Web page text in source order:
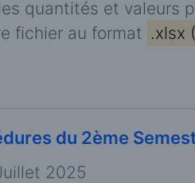
quantités et valeurs
fichier au format .xlsx
du 2ème
2025